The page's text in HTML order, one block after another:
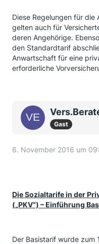
Diese Regelungen für
gelten auch für
deren Angehörige.
den Standardtarif
Anwartschaft für eine
erforderliche
Gast
6. November 2016 um
Die Sozialtarife in der
(„PKV“) – Einführung
Der Basistarif wurde zum